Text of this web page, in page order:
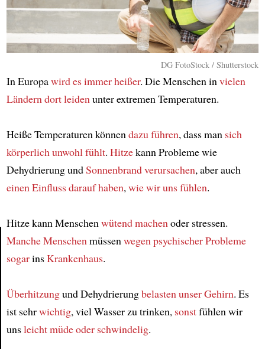
Article
DG FotoStock / Shutterstock
In Europawird es immer heißer. Die Menschen invielen
Ländern dortleidenunter extremen Temperaturen.
Heiße Temperaturen könnendazu führen, dass man sich
körperlich unwohl fühlt. Hitzekann Probleme wie
Dehydrierung undSonnenbrandverursachen, aber auch
einen Einfluss darauf haben,wie wir uns fühlen.
Hitze kann Menschenwütend machenoder stressen.
Manche Menschenmüssenwegen psychischer Probleme
sogarinsKrankenhaus.
Überhitzungund Dehydrierungbelasten unser Gehirn. Es
ist sehrwichtig, viel Wasser zu trinken, sonstfühlen wir
unsleicht müde oder schwindelig.